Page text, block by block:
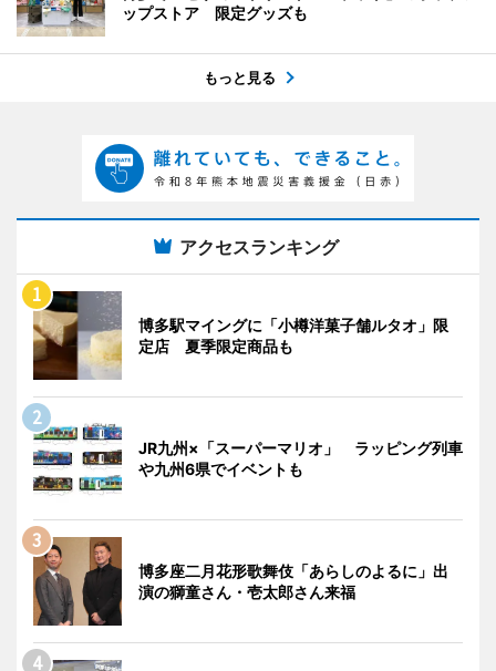
ップストア 限定グッズも
もっと見る
アクセスランキング
博多駅マイングに「小樽洋菓子舗ルタオ」限
定店 夏季限定商品も
JR九州×「スーパーマリオ」 ラッピング列車
や九州6県でイベントも
博多座二月花形歌舞伎「あらしのよるに」出
演の獅童さん・壱太郎さん来福